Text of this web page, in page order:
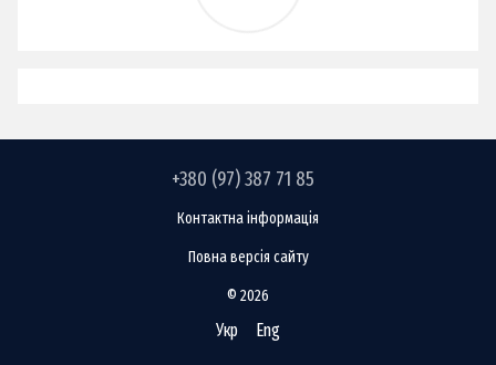
+380 (97) 387 71 85
Контактна інформація
Повна версія сайту
© 2026
Укр Eng